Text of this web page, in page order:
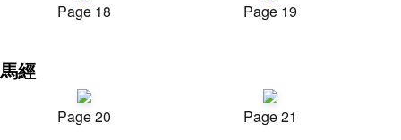
Page 18 Page 19
馬經
Page 20 Page 21